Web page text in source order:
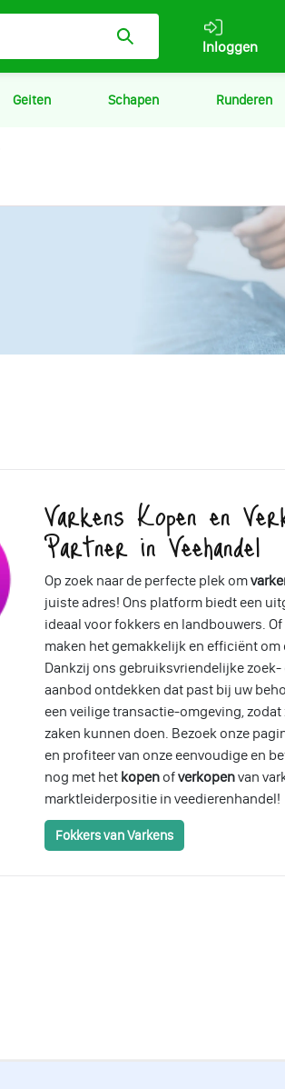
Inloggen
Geiten Schapen Runderen
Varkens Kopen en
Partner in Veehandel
Op zoek naar de perfecte plek om
juiste adres! Ons platform biedt een
ideaal voor fokkers en landbouwers.
maken het gemakkelijk en efficiënt
Dankzij ons gebruiksvriendelijke
aanbod ontdekken dat past bij uw
een veilige transactie-omgeving,
zaken kunnen doen. Bezoek onze
en profiteer van onze eenvoudige en
nog met het kopen ofverkopenvan
marktleiderpositie in veedierenhandel!
Fokkers van Varkens